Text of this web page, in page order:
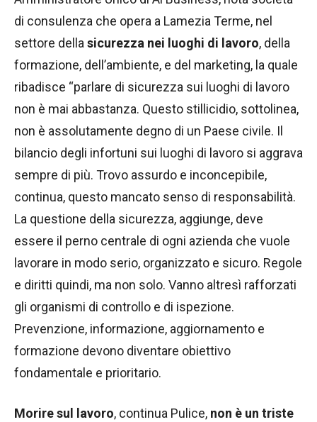
di consulenza che opera a Lamezia Terme, nel
settore della sicurezza nei luoghi di lavoro, della
formazione, dell’ambiente, e del marketing, la quale
ribadisce “parlare di sicurezza sui luoghi di lavoro
non è mai abbastanza. Questo stillicidio, sottolinea,
non è assolutamente degno di un Paese civile. Il
bilancio degli infortuni sui luoghi di lavoro si aggrava
sempre di più. Trovo assurdo e inconcepibile,
continua, questo mancato senso di responsabilità.
La questione della sicurezza, aggiunge, deve
essere il perno centrale di ogni azienda che vuole
lavorare in modo serio, organizzato e sicuro. Regole
e diritti quindi, ma non solo. Vanno altresì rafforzati
gli organismi di controllo e di ispezione.
Prevenzione, informazione, aggiornamento e
formazione devono diventare obiettivo
fondamentale e prioritario.
Morire sul lavoro, continua Pulice, non è un triste